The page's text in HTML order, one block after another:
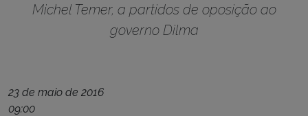
Michel Temer, a partidos de oposição ao
governo Dilma
23 de maio de 2016
09:00